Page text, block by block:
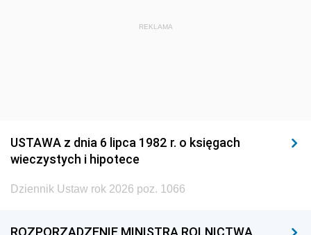
REKLAMA
USTAWA z dnia 6 lipca 1982 r. o księgach
wieczystych i hipotece
Dziennik Ustaw rok 2026 poz. 1066